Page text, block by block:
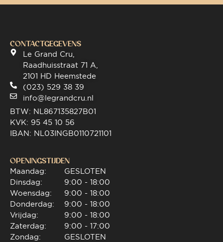
CONTACTGEGEVENS
Le Grand Cru,
Raadhuisstraat 71 A,
2101 HD Heemstede
(023) 529 38 39
info@legrandcru.nl
BTW: NL867135827B01
KVK: 95 45 10 56
IBAN: NL03INGB0110721101
OPENINGSTIJDEN
Maandag:
Dinsdag:
Woensdag:
Donderdag:
Vrijdag:
Zaterdag:
Zondag:
GESLOTEN
9:00 - 18:00
9:00 - 18:00
9:00 - 18:00
9:00 - 18:00
9:00 - 17:00
GESLOTEN